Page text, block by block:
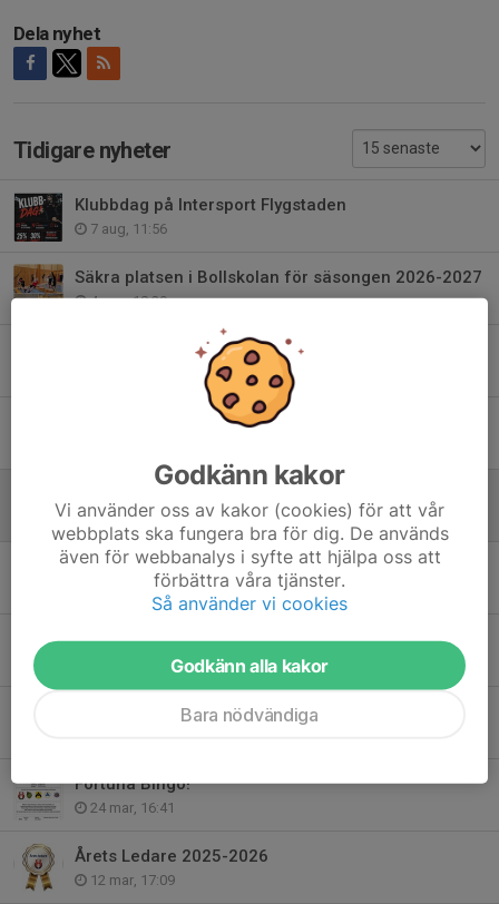
Dela nyhet
Tidigare nyheter
Klubbdag på Intersport Flygstaden
7 aug, 11:56
Säkra platsen i Bollskolan för säsongen 2026-2027
4 aug, 18:29
Valberedningen informerar
Valberedningen informerar
28 apr, 21:10
Årsmöte 2025-2026
27 apr, 17:21
Snart växlar vi över till sandunderlag!
20 apr, 18:44
Halmstad Handboll Dagen 12 April
Fortuna Bingo!
24 mar, 16:41
Årets Ledare 2025-2026
12 mar, 17:09
Godkänn kakor
Vi använder oss av kakor (cookies) för att vår
webbplats ska fungera bra för dig. De används
även för webbanalys i syfte att hjälpa oss att
förbättra våra tjänster.
Så använder vi cookies
Godkänn alla kakor
Bara nödvändiga